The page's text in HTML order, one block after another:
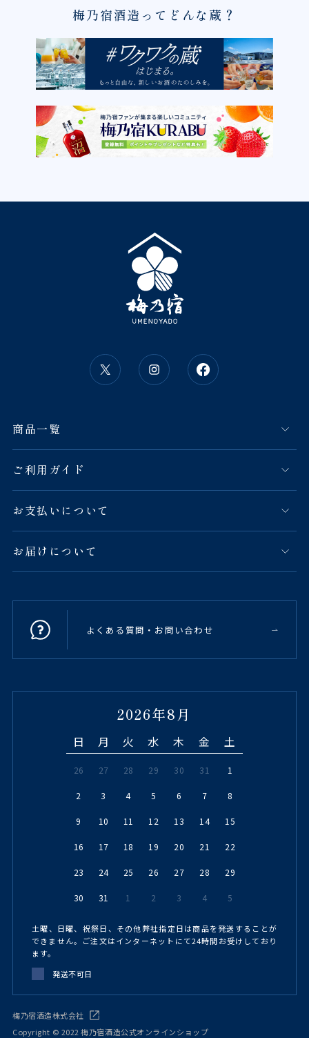
梅乃宿酒造ってどんな蔵？
商品一覧
ご利用ガイド
お支払いについて
お届けについて
よくある質問・お問い合わせ
2026年8月
日 月 火 水 木 金 土
26 27 28 29 30 31 1
2 3 4 5 6 7 8
9 10 11 12 13 14 15
16 17 18 19 20 21 22
23 24 25 26 27 28 29
30 31 1 2 3 4 5
土曜、日曜、祝祭日、その他弊社指定日は商品を発送することが
できません。ご注文はインターネットにて24時間お受けしており
ます。
発送不可日
梅乃宿酒造株式会社
Copyright © 2022 梅乃宿酒造公式オンラインショップ